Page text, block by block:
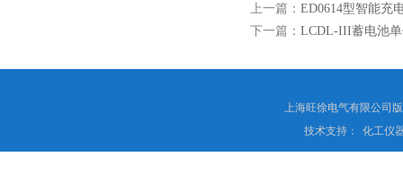
上一篇： ED0614型智能充
下一篇： LCDL-III蓄电池
上海旺徐电气有限公司
技术支持：
化工仪